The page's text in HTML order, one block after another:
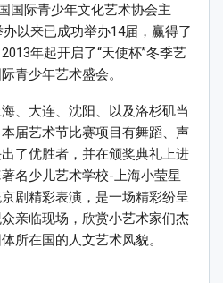
国际青少年文化艺术协会主
以来已成功举办14届，赢得了
年起开启了“天使杯”冬季艺
青少年艺术盛会。
、大连、沈阳、以及洛杉矶当
届艺术节比赛项目有舞蹈、声
了优胜者，并在颁奖典礼上进
名少儿艺术学校-上海小莹星
剧精彩表演，是一场精彩纷呈
亲临现场，欣赏小艺术家们杰
所在国的人文艺术风貌。